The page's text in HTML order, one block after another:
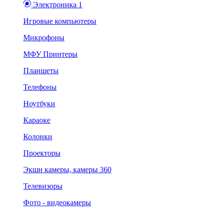
Электроника 1
Игровые компьютеры
Микрофоны
МФУ Принтеры
Планшеты
Телефоны
Ноутбуки
Караоке
Колонки
Проекторы
Экшн камеры, камеры 360
Телевизоры
Фото - видеокамеры